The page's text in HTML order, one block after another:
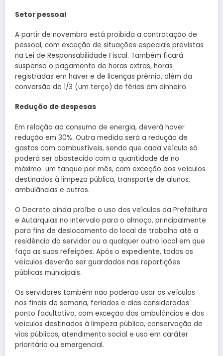
Setor pessoal
A partir de novembro está proibida a contratação de
pessoal, com exceção de situações especiais previstas
na Lei de Responsabilidade Fiscal. Também ficará
suspenso o pagamento de horas extras, horas
registradas em haver e de licenças prêmio, além da
conversão de 1/3 (um terço) de férias em dinheiro.
Redução de despesas
Em relação ao consumo de energia, deverá haver
redução em 30%. Outra medida será a redução de
gastos com combustíveis, sendo que cada veículo só
poderá ser abastecido com a quantidade de no
máximo um tanque por mês, com exceção dos veículos
destinados à limpeza pública, transporte de alunos,
ambulâncias e outros.
O Decreto ainda proíbe o uso dos veículos da Prefeitura
e Autarquias no intervalo para o almoço, principalmente
para fins de deslocamento do local de trabalho até a
residência do servidor ou a qualquer outro local em que
faça as suas refeições. Após o expediente, todos os
veículos deverão ser guardados nas repartições
públicas municipais.
Os servidores também não poderão usar os veículos
nos finais de semana, feriados e dias considerados
ponto facultativo, com exceção das ambulâncias e dos
veículos destinados à limpeza pública, conservação de
vias públicas, atendimento social e uso em caráter
prioritário ou emergencial.